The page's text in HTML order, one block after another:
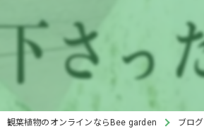
ビカクシダ
観葉植物のオンラインならBee garden ブログ